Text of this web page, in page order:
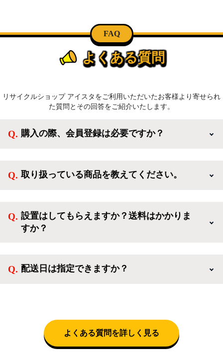
FAQ
よくある質問
リサイクルショップ アイスタをご利用いただいたお客様より寄せられ
た質問とその回答をご紹介いたします。
購入の際、会員登録は必要ですか？
方、登録しなくてもカートに商品を入れた後、ログイ
取り扱っている商品を教えてください。
活を応援するような家電セットから、季節・空調家
電、調理家電、生活家電まで、幅広く中古家電を取り
設置はしてもらえますか？送料はかかりま
すか？
神奈川・千葉)において自社配送を選択いただくこと
配送日は指定できますか？
話にて日時決定に関するご連絡をさせて頂きます。
よくある質問を詳しく見る